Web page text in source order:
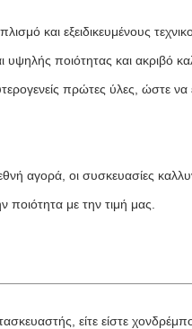
και εξειδικευμένους
υψηλής ποιότητας και ακριβό
πρώτες ύλες, ώστε να
αγορά, οι συσκευασίες
ποιότητα με την τιμή μας.
είτε είστε